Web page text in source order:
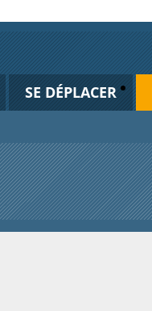
SE DÉPLACER